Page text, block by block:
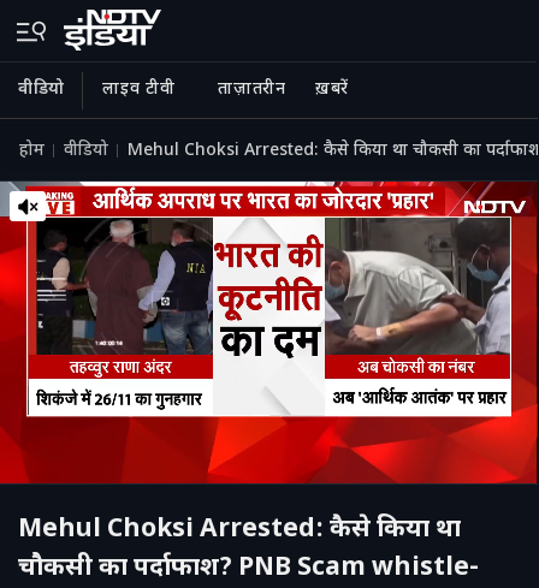
वीडियो लाइव टीवी ताज़ातरीन ख़बरें
होम वीडियो Mehul Choksi Arrested: कैसे किया था चौकसी का
Mehul Choksi Arrested: कैसे किया था
चौकसी का पर्दाफाश? PNB Scam whistle-